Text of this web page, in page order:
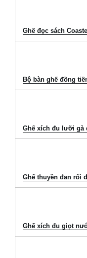
Ghế đọc sách
Bộ bàn ghế đồng
Ghế xích đu lưỡi gà
Ghế thuyền đan rối
Ghế xích đu giọt